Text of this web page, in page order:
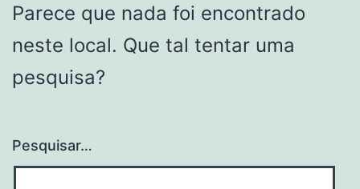
Parece que nada foi encontrado
neste local. Que tal tentar uma
pesquisa?
Pesquisar…